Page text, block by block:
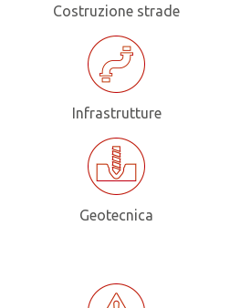
Costruzione strade
Infrastrutture
Geotecnica